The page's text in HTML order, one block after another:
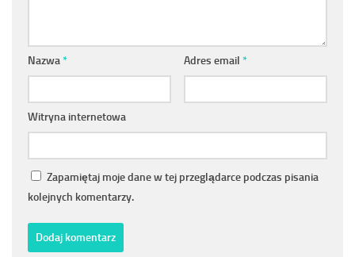
Nazwa* Adres email *
Witryna internetowa
Zapamiętaj moje dane w tej przeglądarce podczas pisania
kolejnych komentarzy.